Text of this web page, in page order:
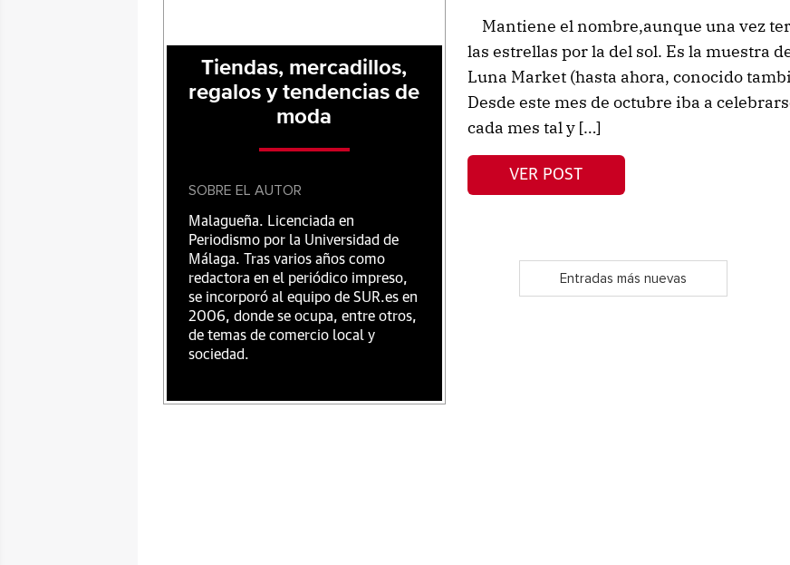
Mantiene el nombre,aunque una vez
las estrellas por la del sol. Es la muestra
Luna Market (hasta ahora, conocido
Desde este mes de octubre iba a
cada mes tal y […]
VER POST
Entradas más nuevas
Tiendas, mercadillos,
regalos y tendencias de
moda
SOBRE EL AUTOR
Malagueña. Licenciada en
Periodismo por la Universidad de
Málaga. Tras varios años como
redactora en el periódico impreso,
se incorporó al equipo de SUR.es en
2006, donde se ocupa, entre otros,
de temas de comercio local y
sociedad.